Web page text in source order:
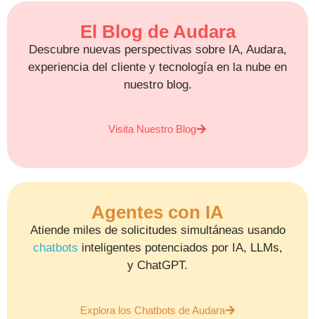
El Blog de Audara
Descubre nuevas perspectivas sobre IA, Audara,
experiencia del cliente y tecnología en la nube en
nuestro blog.
Visita Nuestro Blog
Agentes con IA
Atiende miles de solicitudes simultáneas usando
chatbots inteligentes potenciados por IA, LLMs,
y ChatGPT.
Explora los Chatbots de Audara